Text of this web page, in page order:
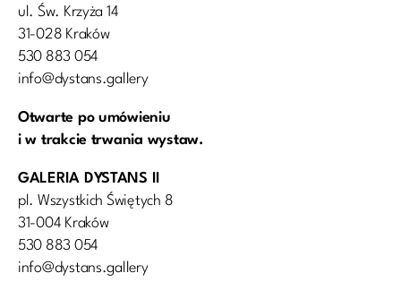
ul. Św. Krzyża 14
31-028 Kraków
530 883 054
info@dystans.gallery
Otwarte po umówieniu
i w trakcie trwania wystaw.
GALERIA DYSTANS II
pl. Wszystkich Świętych 8
31-004 Kraków
530 883 054
info@dystans.gallery